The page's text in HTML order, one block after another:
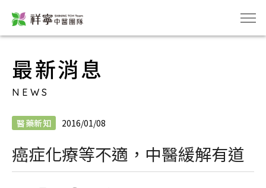
最新消息
NEWS
醫藥新知 2016/01/08
癌症化療等不適，中醫緩解有道